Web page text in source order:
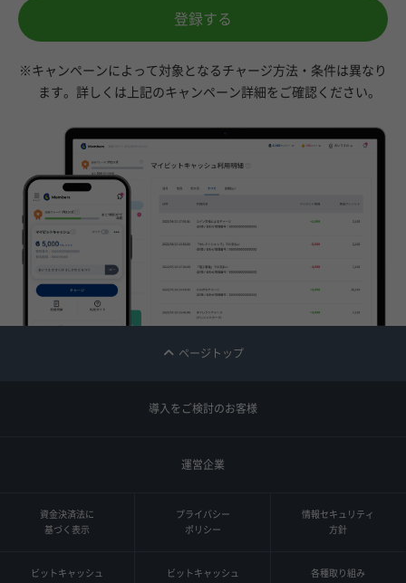
登録する
※キャンペーンによって対象となるチャージ方法・条件は異なり
ます。詳しくは上記のキャンペーン詳細をご確認ください。
ページトップ
導入をご検討のお客様
運営企業
資金決済法に
基づく表示
プライバシー
ポリシー
情報セキュリティ
方針
ビットキャッシュ ビットキャッシュ 各種取り組み